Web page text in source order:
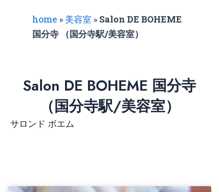
home » 美容室 » Salon DE BOHEME
国分寺 （国分寺駅/美容室）
Salon DE BOHEME 国分寺
（国分寺駅/美容室）
サロンド ボエム